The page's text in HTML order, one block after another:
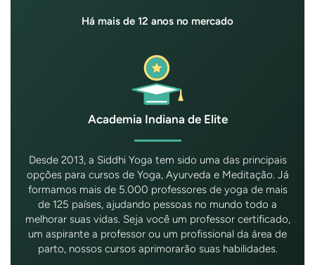
Há mais de 12 anos no mercado
Academia Indiana de Elite
Desde 2013, a Siddhi Yoga tem sido uma das principais
opções para cursos de Yoga, Ayurveda e Meditação. Já
formamos mais de 5.000 professores de yoga de mais
de 125 países, ajudando pessoas no mundo todo a
melhorar suas vidas. Seja você um professor certificado,
um aspirante a professor ou um profissional da área de
parto, nossos cursos aprimorarão suas habilidades.